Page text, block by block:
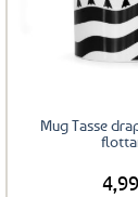
Mug Tasse
4,99